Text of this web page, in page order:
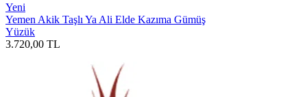
Yeni
Yemen Akik Taşlı Ya Ali Elde Kazıma Gümüş
Yüzük
3.720,00 TL